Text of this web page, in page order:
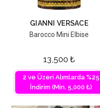
GIANNI VERSACE
Barocco Mini Elbise
13,500 ₺
2 ve Üzeri Alımlarda %25
İndirim (Min. 5,000 ₺)